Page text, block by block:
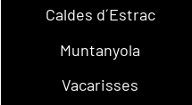
Caldes d´Estrac
Muntanyola
Vacarisses